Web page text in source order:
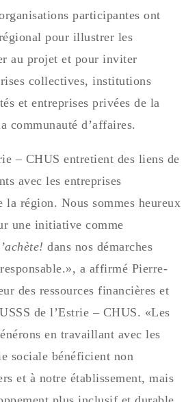
participantes ont
pour illustrer les
au projet et pour inviter
collectives, institutions
et entreprises privées de la
communauté d’affaires.
– CHUS entretient des liens de
avec les entreprises
la région. Nous sommes heureux
une initiative comme
dans nos démarches
a affirmé Pierre-
des ressources financières et
de l’Estrie – CHUS. «Les
en travaillant avec les
sociale bénéficient non
et à notre établissement, mais